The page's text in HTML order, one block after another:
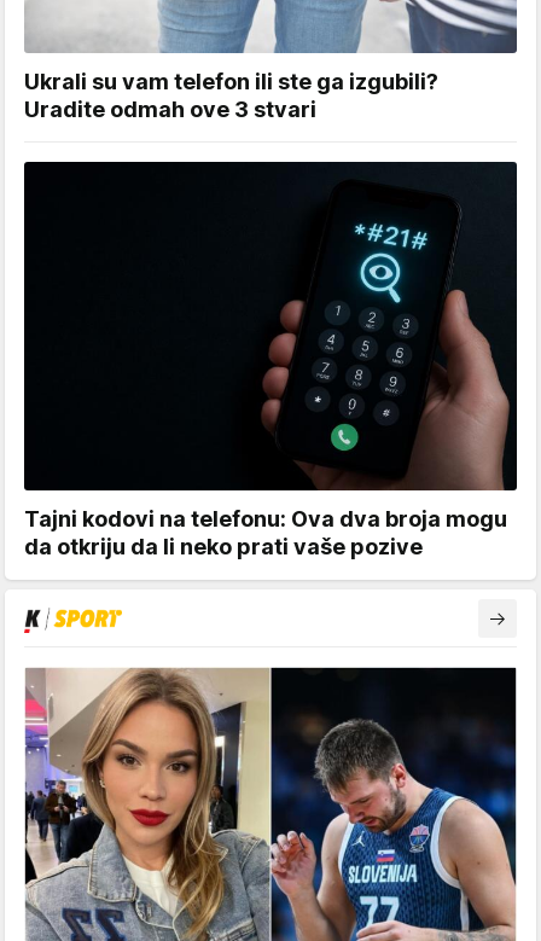
Ukrali su vam telefon ili ste ga izgubili?
Uradite odmah ove 3 stvari
Tajni kodovi na telefonu: Ova dva broja mogu
da otkriju da li neko prati vaše pozive